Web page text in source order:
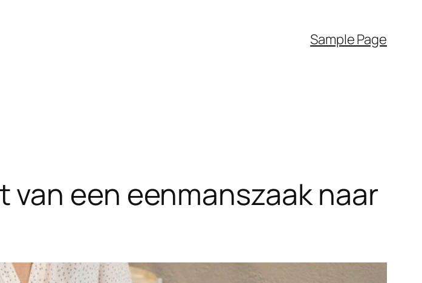
Sample Page
een eenmanszaak naar